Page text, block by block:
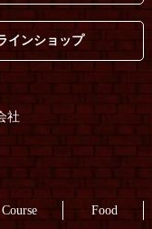
インショップ
社
Course Food